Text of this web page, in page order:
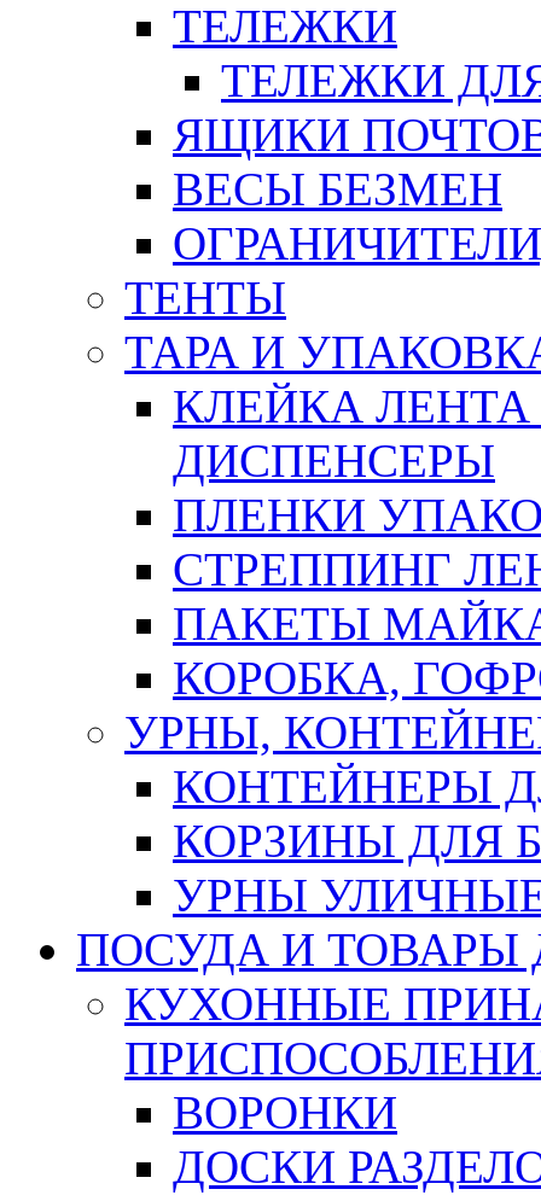
ТЕЛЕЖКИ
ТЕЛЕЖКИ
ЯЩИКИ
ВЕСЫ БЕЗМЕН
ТЕНТЫ
ТАРА И
КЛЕЙКА
ДИСПЕНСЕРЫ
ПЛЕНКИ
СТРЕППИНГ
ПАКЕТЫ
КОРОБКА,
УРНЫ,
КОНТЕЙНЕРЫ
КОРЗИНЫ ДЛЯ
УРНЫ
ПОСУДА И ТОВАРЫ
КУХОННЫЕ
ВОРОНКИ
ДОСКИ